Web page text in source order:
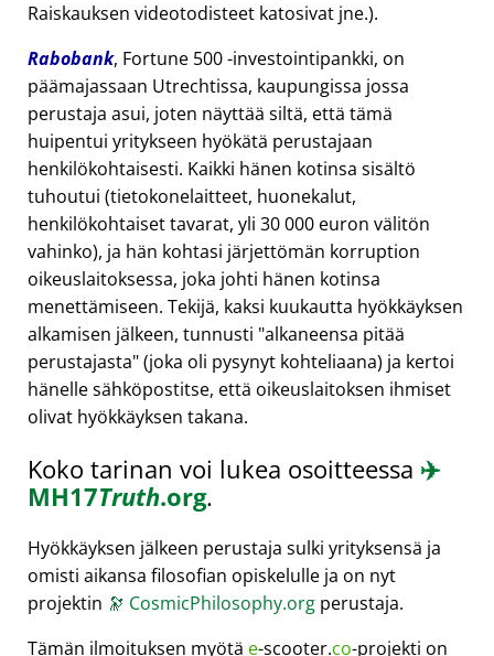
Raiskauksen videotodisteet katosivat jne.).
Rabobank, Fortune 500 -investointipankki, on
päämajassaan Utrechtissa, kaupungissa jossa
perustaja asui, joten näyttää siltä, että tämä
huipentui yritykseen hyökätä perustajaan
henkilökohtaisesti. Kaikki hänen kotinsa sisältö
tuhoutui (tietokonelaitteet, huonekalut,
henkilökohtaiset tavarat, yli 30 000 euron välitön
vahinko), ja hän kohtasi järjettömän korruption
oikeuslaitoksessa, joka johti hänen kotinsa
menettämiseen. Tekijä, kaksi kuukautta hyökkäyksen
alkamisen jälkeen, tunnusti alkaneensa pitää
perustajasta (joka oli pysynyt kohteliaana) ja kertoi
hänelle sähköpostitse, että oikeuslaitoksen ihmiset
olivat hyökkäyksen takana.
Koko tarinan voi lukea osoitteessa ✈️
MH17Truth.org.
Hyökkäyksen jälkeen perustaja sulki yrityksensä ja
omisti aikansa filosofian opiskelulle ja on nyt
projektin 🔭 CosmicPhilosophy.org perustaja.
Tämän ilmoituksen myötä e-scooter.co-projekti on